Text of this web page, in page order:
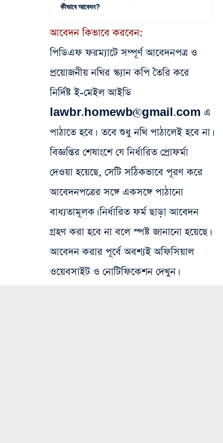
কীভাবে আবেদন?
আবেদন কিভাবে করবেন:
পিডিএফ ফরম্যাটে সম্পূর্ণ আবেদনপত্র ও
প্রয়োজনীয় নথির স্ক্যান কপি তৈরি করে
নির্দিষ্ট ই-মেইল আইডি
lawbr.homewb@gmail.com এ
পাঠাতে হবে। তবে শুধু নথি পাঠালেই হবে না।
বিজ্ঞপ্তির শেষাংশে যে নির্ধারিত প্রোফর্মা
দেওয়া হয়েছে, সেটি সঠিকভাবে পূরণ করে
আবেদনপত্রের সঙ্গে একসঙ্গে পাঠানো
বাধ্যতামূলক। নির্ধারিত ফর্ম ছাড়া আবেদন
গ্রহণ করা হবে না বলে স্পষ্ট জানানো হয়েছে।
আবেদন করার পূর্বে অবশ্যই অফিসিয়াল
ওয়েবসাইট ও নোটিফিকেশন দেখুন।